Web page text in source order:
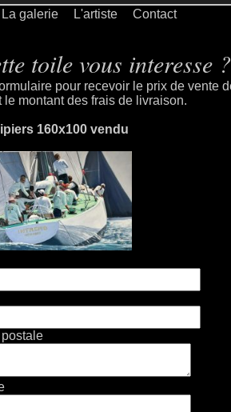
La galerie L'artiste Contact
toile vous interesse ?
pour recevoir le prix de vente
le montant des frais de livraison.
160x100 vendu